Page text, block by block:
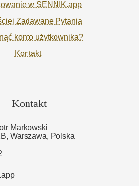
w SENNIK.app
Zadawane Pytania
konto użytkownika?
Kontakt
Kontakt
Markowski
Warszawa, Polska